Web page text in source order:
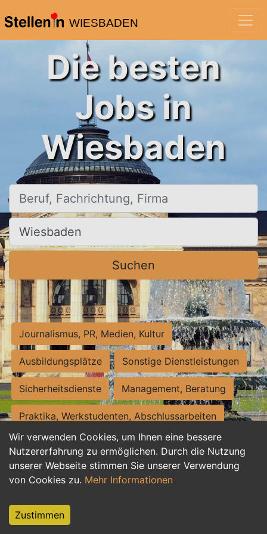
WIESBADEN
Wir verwenden Cookies, um Ihnen eine bessere
Nutzererfahrung zu ermöglichen. Durch die Nutzung
unserer Webseite stimmen Sie unserer Verwendung
von Cookies zu. Mehr Informationen
Zustimmen
Die besten
Jobs in
Wiesbaden
Beruf, Fachrichtung, Firma
Ort, Stadt
Suchen
Journalismus, PR, Medien, Kultur
Ausbildungsplätze Sonstige Dienstleistungen
Sicherheitsdienste Management, Beratung
Praktika, Werkstudenten, Abschlussarbeiten
Personalwesen Assistenz, Sekretariat
Hilfskräfte, Aushilfs- und Nebenjobs
Weiterbildung, Studium, duale Ausbildung